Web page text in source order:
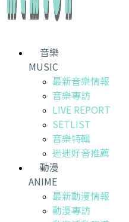
音樂
MUSIC
最新音樂情報
音樂專訪
LIVE REPORT
SETLIST
音樂特輯
迷迷好音推薦
動漫
ANIME
最新動漫情報
動漫專訪